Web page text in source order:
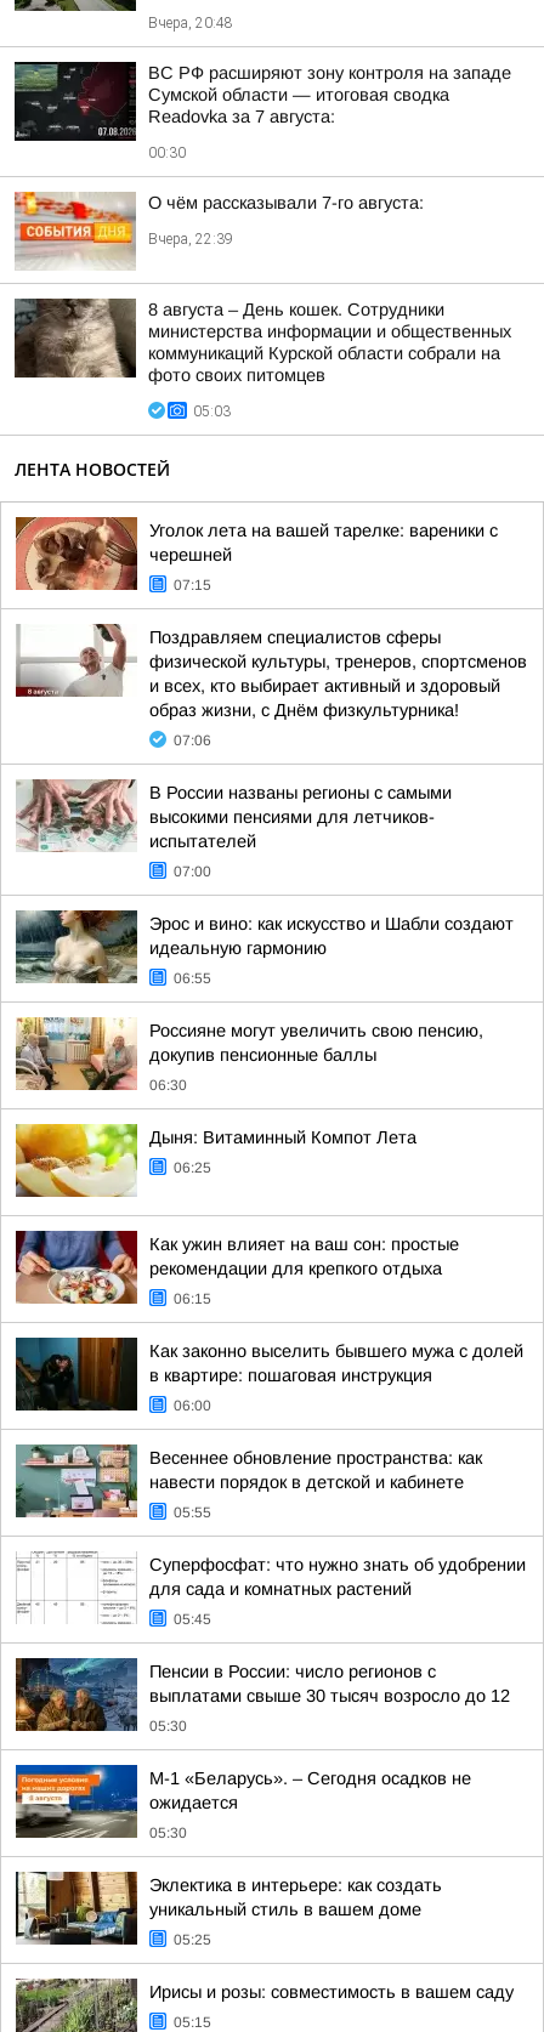
Вчера, 20:48
ВС РФ расширяют зону контроля на западе
Сумской области — итоговая сводка
Readovka за 7 августа:
00:30
О чём рассказывали 7-го августа:
Вчера, 22:39
8 августа – День кошек. Сотрудники
министерства информации и общественных
коммуникаций Курской области собрали на
фото своих питомцев
05:03
ЛЕНТА НОВОСТЕЙ
Уголок лета на вашей тарелке: вареники с
черешней
07:15
Поздравляем специалистов сферы
физической культуры, тренеров, спортсменов
и всех, кто выбирает активный и здоровый
образ жизни, с Днём физкультурника!
07:06
В России названы регионы с самыми
высокими пенсиями для летчиков-
испытателей
07:00
Эрос и вино: как искусство и Шабли создают
идеальную гармонию
06:55
Россияне могут увеличить свою пенсию,
докупив пенсионные баллы
06:30
Дыня: Витаминный Компот Лета
06:25
Как ужин влияет на ваш сон: простые
рекомендации для крепкого отдыха
06:15
Как законно выселить бывшего мужа с долей
в квартире: пошаговая инструкция
06:00
Весеннее обновление пространства: как
навести порядок в детской и кабинете
05:55
Суперфосфат: что нужно знать об удобрении
для сада и комнатных растений
05:45
Пенсии в России: число регионов с
выплатами свыше 30 тысяч возросло до 12
05:30
М-1 «Беларусь». – Сегодня осадков не
ожидается
05:30
Эклектика в интерьере: как создать
уникальный стиль в вашем доме
05:25
Ирисы и розы: совместимость в вашем саду
05:15